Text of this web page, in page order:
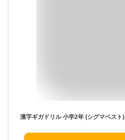
漢字ギガドリル 小学2年 (シグマベスト)